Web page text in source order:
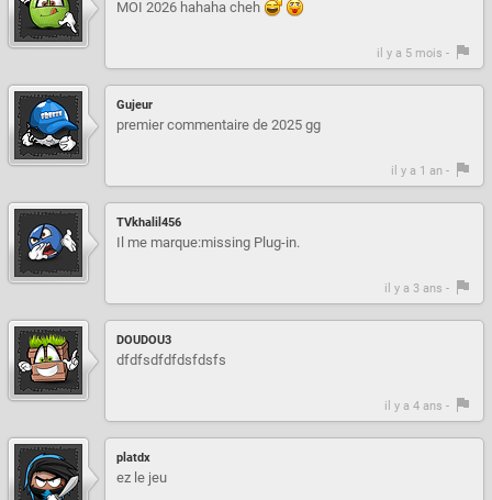
MOI 2026 hahaha cheh
il y a 5 mois -
Gujeur
premier commentaire de 2025 gg
il y a 1 an -
TVkhalil456
Il me marque:missing Plug-in.
il y a 3 ans -
DOUDOU3
dfdfsdfdfdsfdsfs
il y a 4 ans -
platdx
ez le jeu